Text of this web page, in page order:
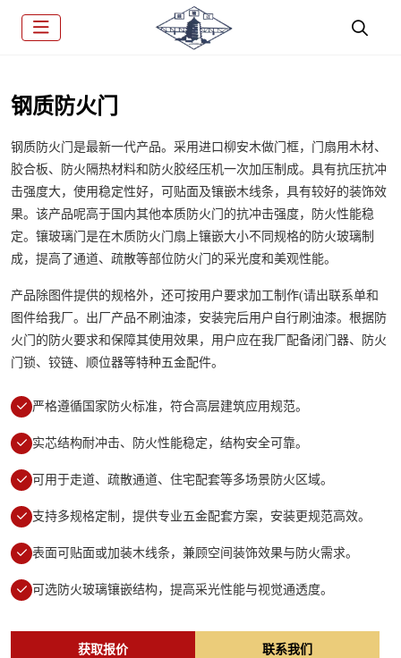
钢质防火门
钢质防火门是最新一代产品。采用进口柳安木做门框，门扇用木材、
胶合板、防火隔热材料和防火胶经压机一次加压制成。具有抗压抗冲
击强度大，使用稳定性好，可贴面及镶嵌木线条，具有较好的装饰效
果。该产品呢高于国内其他本质防火门的抗冲击强度，防火性能稳
定。镶玻璃门是在木质防火门扇上镶嵌大小不同规格的防火玻璃制
成，提高了通道、疏散等部位防火门的采光度和美观性能。
产品除图件提供的规格外，还可按用户要求加工制作(请出联系单和
图件给我厂。出厂产品不刷油漆，安装完后用户自行刷油漆。根据防
火门的防火要求和保障其使用效果，用户应在我厂配备闭门器、防火
门锁、铰链、顺位器等特种五金配件。
严格遵循国家防火标准，符合高层建筑应用规范。
实芯结构耐冲击、防火性能稳定，结构安全可靠。
可用于走道、疏散通道、住宅配套等多场景防火区域。
支持多规格定制，提供专业五金配套方案，安装更规范高效。
表面可贴面或加装木线条，兼顾空间装饰效果与防火需求。
可选防火玻璃镶嵌结构，提高采光性能与视觉通透度。
获取报价 联系我们